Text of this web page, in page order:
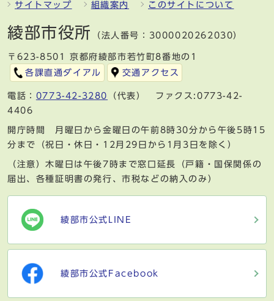
サイトマップ 組織案内 このサイトについて
綾部市役所 （法人番号：3000020262030）
〒623-8501 京都府綾部市若竹町8番地の1
各課直通ダイアル
交通アクセス
電話： 0773-42-3280
（代表） ファクス:0773-42-
4406
開庁時間 月曜日から金曜日の午前8時30分から午後5時15
分まで（祝日・休日・12月29日から1月3日を除く）
（注意）木曜日は午後7時まで窓口延長（戸籍・国保関係の
届出、各種証明書の発行、市税などの納入のみ）
綾部市公式LINE
綾部市公式Facebook